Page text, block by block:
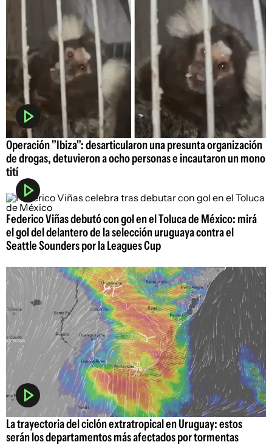
Operación "Ibiza": desarticularon una presunta organización
de drogas, detuvieron a ocho personas e incautaron un mono
tití
Federico Viñas debutó con gol en el Toluca de México: mirá
el gol del delantero de la selección uruguaya contra el
Seattle Sounders por la Leagues Cup
La trayectoria del ciclón extratropical en Uruguay: estos
serán los departamentos más afectados por tormentas